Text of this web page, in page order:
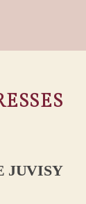
JUVISY